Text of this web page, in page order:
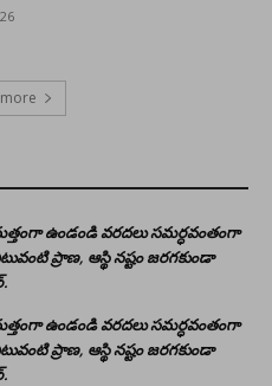
ఉండండి వరదలు సమర్ధవంతంగా
ప్రాణ, ఆస్థి నష్టం జరగకుండా
ఉండండి వరదలు సమర్ధవంతంగా
ప్రాణ, ఆస్థి నష్టం జరగకుండా